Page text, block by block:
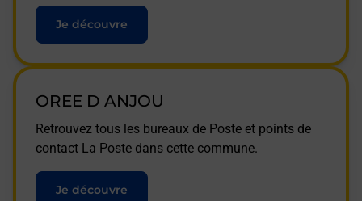
Je découvre
OREE D ANJOU
Retrouvez tous les bureaux de Poste et points de
contact La Poste dans cette commune.
Je découvre